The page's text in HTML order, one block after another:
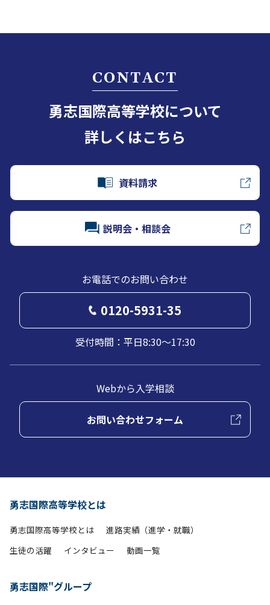
CONTACT
勇志国際高等学校について
詳しくはこちら
資料請求
説明会・相談会
お電話でのお問い合わせ
0120-5931-35
受付時間：平日8:30～17:30
Webから入学相談
お問い合わせフォーム
勇志国際高等学校とは
勇志国際高等学校とは
進路実績（進学・就職）
生徒の活躍
インタビュー 動画一覧
勇志国際"グループ